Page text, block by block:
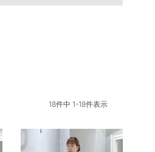
18件中 1-18件表示